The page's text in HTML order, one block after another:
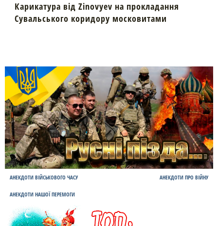
Карикатура від Zinovyev на прокладання
Сувальського коридору московитами
АНЕКДОТИ ВІЙСЬКОВОГО ЧАСУ АНЕКДОТИ ПРО ВІЙНУ
АНЕКДОТИ НАШОЇ ПЕРЕМОГИ